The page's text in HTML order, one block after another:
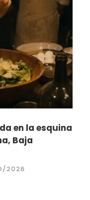
en la esquina
Baja
2026